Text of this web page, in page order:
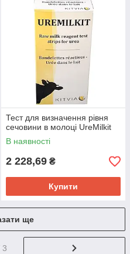
Тест для визначення рівня
сечовини в молоці UreMilkit
В наявності
2 228,69 ₴
Купити
ще
3